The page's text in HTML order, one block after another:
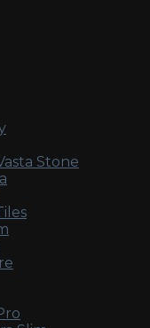
Stone